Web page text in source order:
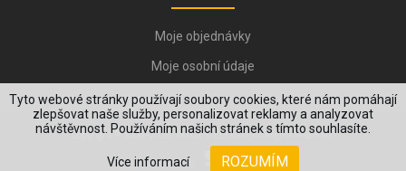
Tyto webové stránky používají soubory cookies, které nám pomáhají
zlepšovat naše služby, personalizovat reklamy a analyzovat
návštěvnost. Používáním našich stránek s tímto souhlasíte.
Více informací ROZUMÍM
Moje objednávky
Moje osobní údaje
Copyright © 2006-2026, VYKOV STEEL s.r.o. All Rights Reserved.
Created by